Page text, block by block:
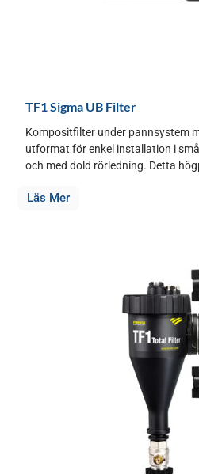
TF1 Sigma UB Filter
Kompositfilter under pannsystem
utformat för enkel installation i
och med dold rörledning. Detta
Läs Mer